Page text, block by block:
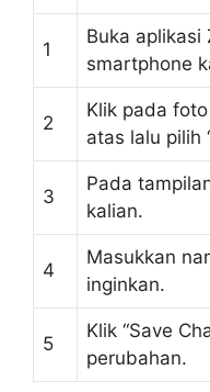
1
Buka aplikasi
smartphone
2
Klik pada
atas lalu pilih
3
Pada
kalian.
4
Masukkan
inginkan.
5
Klik “Save
perubahan.